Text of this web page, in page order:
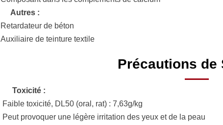
Autres :
Retardateur de béton
Auxiliaire de teinture textile
Précautions de
Toxicité :
Faible toxicité, DL50 (oral, rat) : 7,63g/kg
Peut provoquer une légère irritation des yeux et de la peau